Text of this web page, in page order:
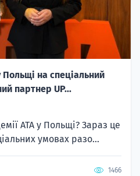
Польщі на спеціальний
партнер UP...
ATA у Польщі? Зараз це
умовах разо...
1466